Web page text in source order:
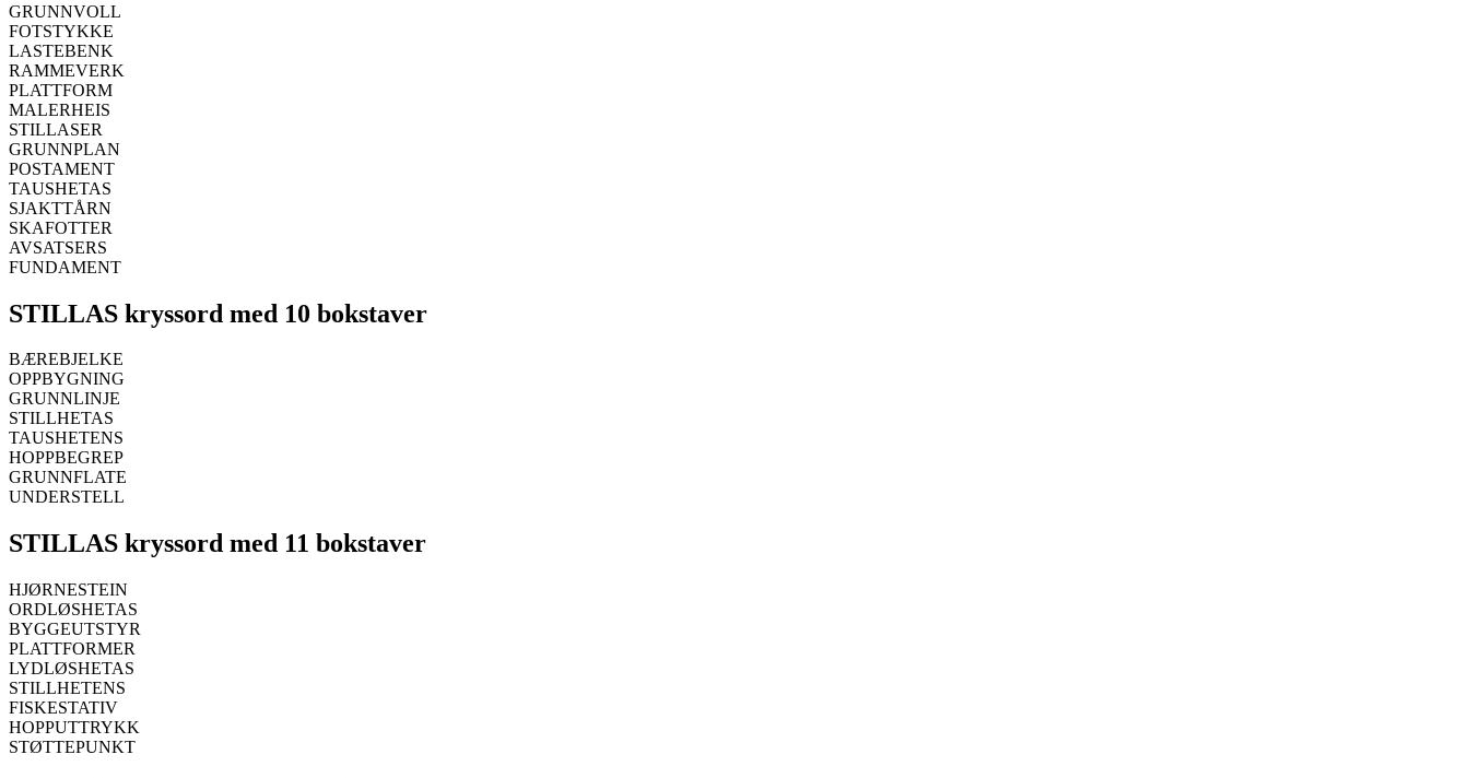
GRUNNVOLL
FOTSTYKKE
LASTEBENK
RAMMEVERK
PLATTFORM
MALERHEIS
STILLASER
GRUNNPLAN
POSTAMENT
TAUSHETAS
SJAKTTÅRN
SKAFOTTER
AVSATSERS
FUNDAMENT
STILLAS kryssord med 10 bokstaver
BÆREBJELKE
OPPBYGNING
GRUNNLINJE
STILLHETAS
TAUSHETENS
HOPPBEGREP
GRUNNFLATE
UNDERSTELL
STILLAS kryssord med 11 bokstaver
HJØRNESTEIN
ORDLØSHETAS
BYGGEUTSTYR
PLATTFORMER
LYDLØSHETAS
STILLHETENS
FISKESTATIV
HOPPUTTRYKK
STØTTEPUNKT